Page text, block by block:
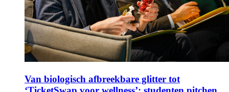
Van biologisch afbreekbare glitter tot